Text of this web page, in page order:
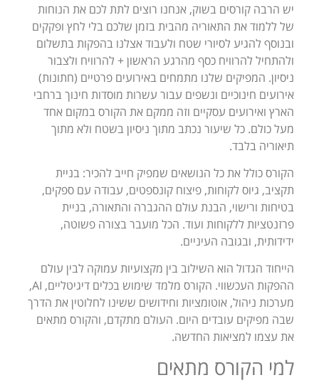
יש הרבה קורסים בשוק, אנחנו רוצים לתת לכם את הנוחות
של ללמוד את התאוריה מהבית בזמן שלכם בלי לחץ ופקקים
ובנוסף להגיע לסיורי שטח ולעבוד אצלנו בהפקות בתשלום
ולהתחיל להרוויח כסף מהרגע הראשון + להרוויח ולצבור
ניסיון. המפיקים שלנו מתמחים באירועים פרטיים (חתונות)
אירועים חינוכיים ונשפים עבור עשרות מוסדות חינוך ברחבי
הארץ ואירועים עסקיים וזה ממקם את הקורס במקום אחד
מעל כולם. כל שיעור נכתב מתוך ניסיון בשטח ולא מתוך
תיאוריה בלבד.
הקורס כולל את כל הנושאים שמפיק חייב להכיר: בניית
תקציב, גיוס לקוחות, פיצוח קונספטים, עבודה עם ספקים,
בטיחות ורישוי, הבנת עולם ההגברה והתאורה, בניית
פרזנטציות ללקוחות ועוד. הכל מועבר בצורה פשוטה,
ידידותית, ובגובה העיניים.
הייחוד הגדול הוא השילוב בין מקצועיות עמוקה לבין עולם
ההפקות העכשווי. הקורס מלמד שימוש בכלים דיגיטליים, AI,
מערכות ניהול, אוטומציות וחידושים ששינו לחלוטין את הדרך
שבה מפיקים עובדים היום. העולם מתקדם, והקורס מתאים
את עצמו למציאות החדשה.
למי הקורס מתאים